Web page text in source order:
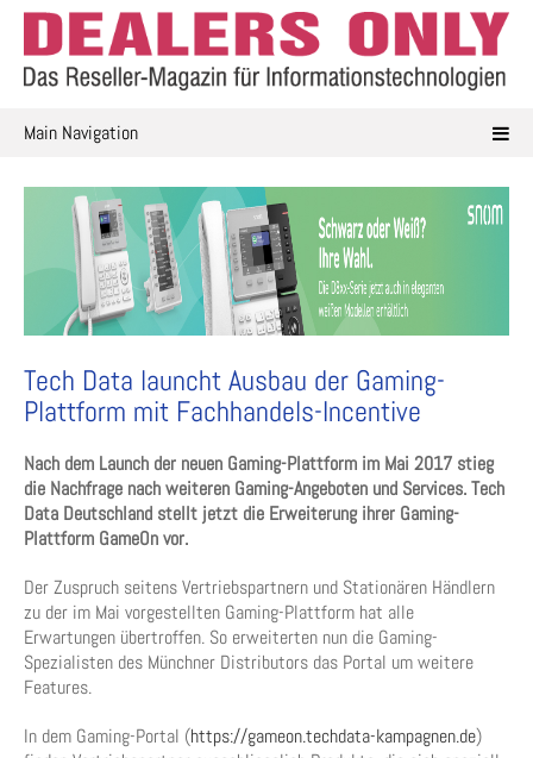
Skip
content
Main Navigation
Tech Data launcht Ausbau der Gaming-
Plattform mit Fachhandels-Incentive
Nach dem Launch der neuen Gaming-Plattform im Mai 2017 stieg
die Nachfrage nach weiteren Gaming-Angeboten und Services. Tech
Data Deutschland stellt jetzt die Erweiterung ihrer Gaming-
Plattform GameOn vor.
Der Zuspruch seitens Vertriebspartnern und Stationären Händlern
zu der im Mai vorgestellten Gaming-Plattform hat alle
Erwartungen übertroffen. So erweiterten nun die Gaming-
Spezialisten des Münchner Distributors das Portal um weitere
Features.
In dem Gaming-Portal (https://gameon.techdata-kampagnen.de)